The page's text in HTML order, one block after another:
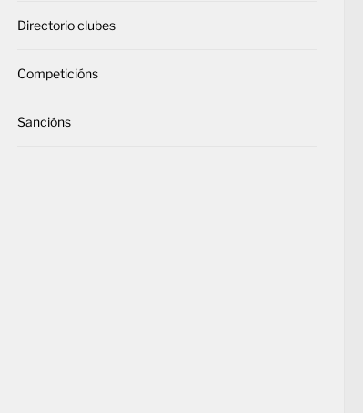
Directorio clubes
Competicións
Sancións